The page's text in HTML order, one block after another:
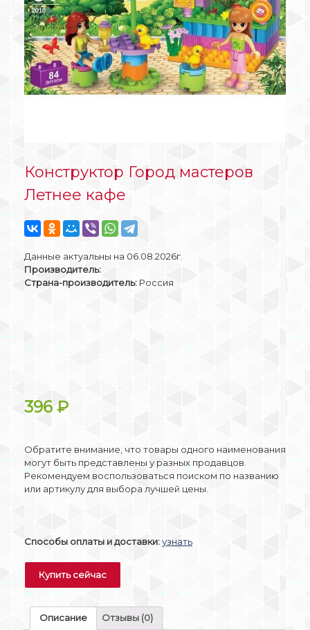
Конструктор Город мастеров
Летнее кафе
Данные актуальны на 06.08.2026г.
Производитель:
Страна-производитель: Россия
396 ₽
Обратите внимание, что товары одного наименования
могут быть представлены у разных продавцов.
Рекомендуем воспользоваться поиском по названию
или артикулу для выбора лучшей цены.
Способы оплаты и доставки:узнать
Купить сейчас
Описание Отзывы (0)